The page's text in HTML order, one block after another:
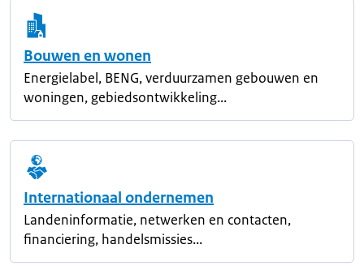
Bouwen en wonen
Energielabel, BENG, verduurzamen gebouwen en
woningen, gebiedsontwikkeling...
Internationaal ondernemen
Landeninformatie, netwerken en contacten,
financiering, handelsmissies...